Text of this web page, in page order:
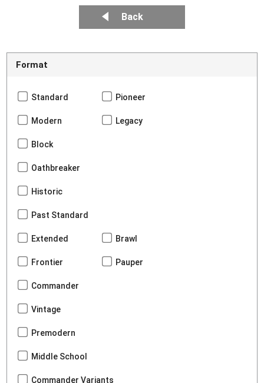
Back
Format
Standard Pioneer
Modern Legacy
Block
Oathbreaker
Historic
Past Standard
Extended Brawl
Frontier Pauper
Commander
Vintage
Premodern
Middle School
Commander Variants